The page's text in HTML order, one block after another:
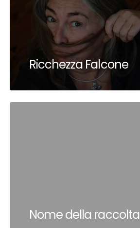
Ricchezza Falcone
Nome della raccolta